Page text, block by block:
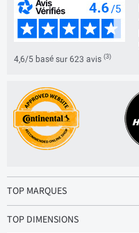
4,6/5 basé sur 623 avis (3)
TOP MARQUES
TOP DIMENSIONS